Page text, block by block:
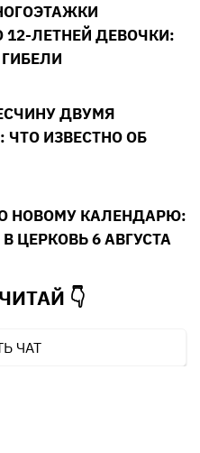
ЛЕТНЕЙ ДЕВОЧКИ:
ДВУМЯ
ЧТО ИЗВЕСТНО ОБ
НОВОМУ КАЛЕНДАРЮ:
ЦЕРКОВЬ 6 АВГУСТА
ЧИТАЙ 👇
ЧАТ